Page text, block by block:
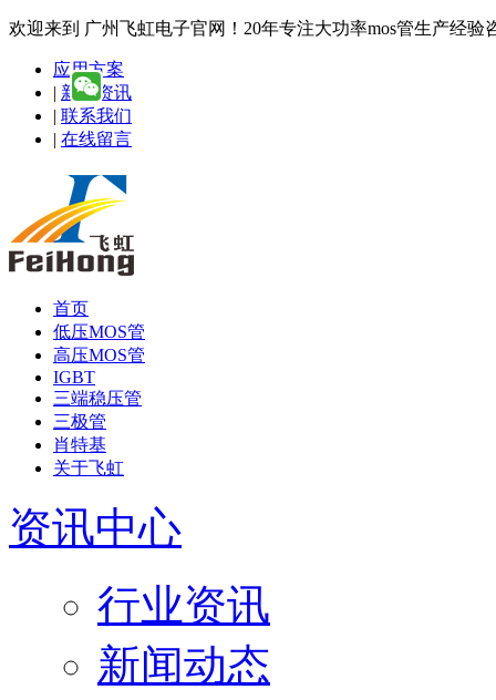
欢迎来到 广州飞虹电子官网！20年专注大功率mos管生产经验
应用方案
| 新闻资讯
| 联系我们
| 在线留言
首页
低压MOS管
高压MOS管
IGBT
三端稳压管
三极管
肖特基
关于飞虹
资讯中心
行业资讯
新闻动态